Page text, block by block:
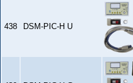
438 DSM‑PIC‑H U